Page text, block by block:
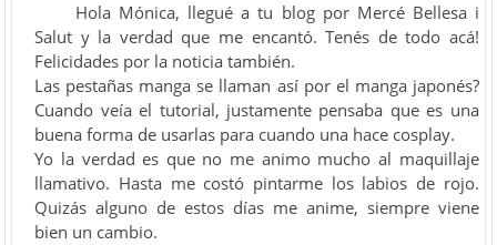
Hola Mónica, llegué a tu blog por Mercé Bellesa i
Salut y la verdad que me encantó. Tenés de todo acá!
Felicidades por la noticia también.
Las pestañas manga se llaman así por el manga japonés?
Cuando veía el tutorial, justamente pensaba que es una
buena forma de usarlas para cuando una hace cosplay.
Yo la verdad es que no me animo mucho al maquillaje
llamativo. Hasta me costó pintarme los labios de rojo.
Quizás alguno de estos días me anime, siempre viene
bien un cambio.